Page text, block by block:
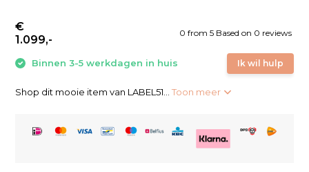
0 from 5 Based on 0 reviews
Ik wil hulp
€
1.099,-
Binnen 3-5 werkdagen in huis
Shop dit mooie item van LABEL51...Toon meer